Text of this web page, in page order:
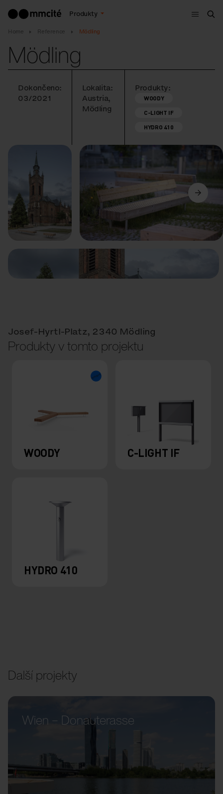
Produkty
Menu
Home Reference Mödling
Mödling
Dokončeno:
03/2021
Lokalita:
Austria,
Mödling
Produkty:
WOODY
C-LIGHT IF
HYDRO 410
Předchozí Další
Josef-Hyrtl-Platz, 2340 Mödling
Produkty v tomto projektu
WOODY C-LIGHT IF
HYDRO 410
Další projekty
Wien – Donauterasse